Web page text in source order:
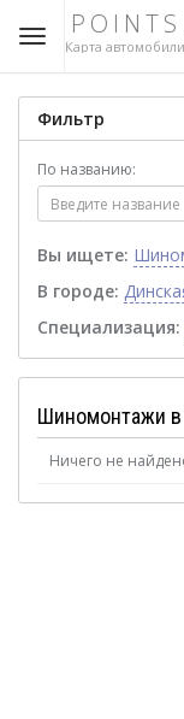
Карта
Фильтр
По названию:
Вы ищете:
В городе:
Специализация:
Шиномонтажи в
Ничего не